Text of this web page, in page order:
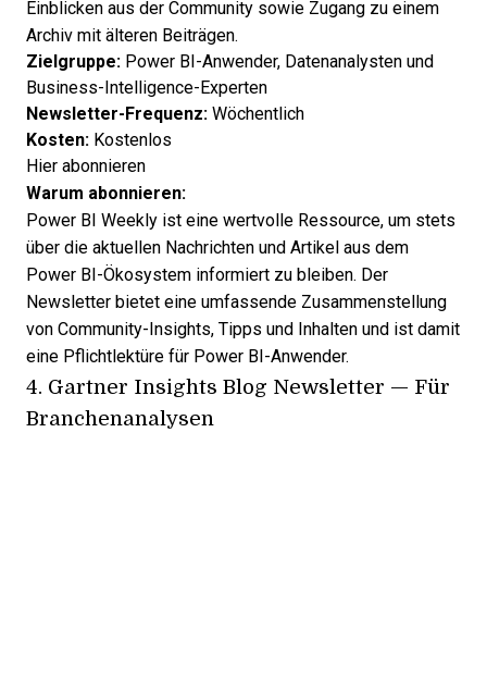
Einblicken aus der Community sowie Zugang zu einem
Archiv mit älteren Beiträgen.
Zielgruppe: Power BI-Anwender, Datenanalysten und
Business-Intelligence-Experten
Newsletter-Frequenz: Wöchentlich
Kosten: Kostenlos
Hier abonnieren
Warum abonnieren:
Power BI Weekly ist eine wertvolle Ressource, um stets
über die aktuellen Nachrichten und Artikel aus dem
Power BI-Ökosystem informiert zu bleiben. Der
Newsletter bietet eine umfassende Zusammenstellung
von Community-Insights, Tipps und Inhalten und ist damit
eine Pflichtlektüre für Power BI-Anwender.
4. Gartner Insights Blog Newsletter — Für
Branchenanalysen